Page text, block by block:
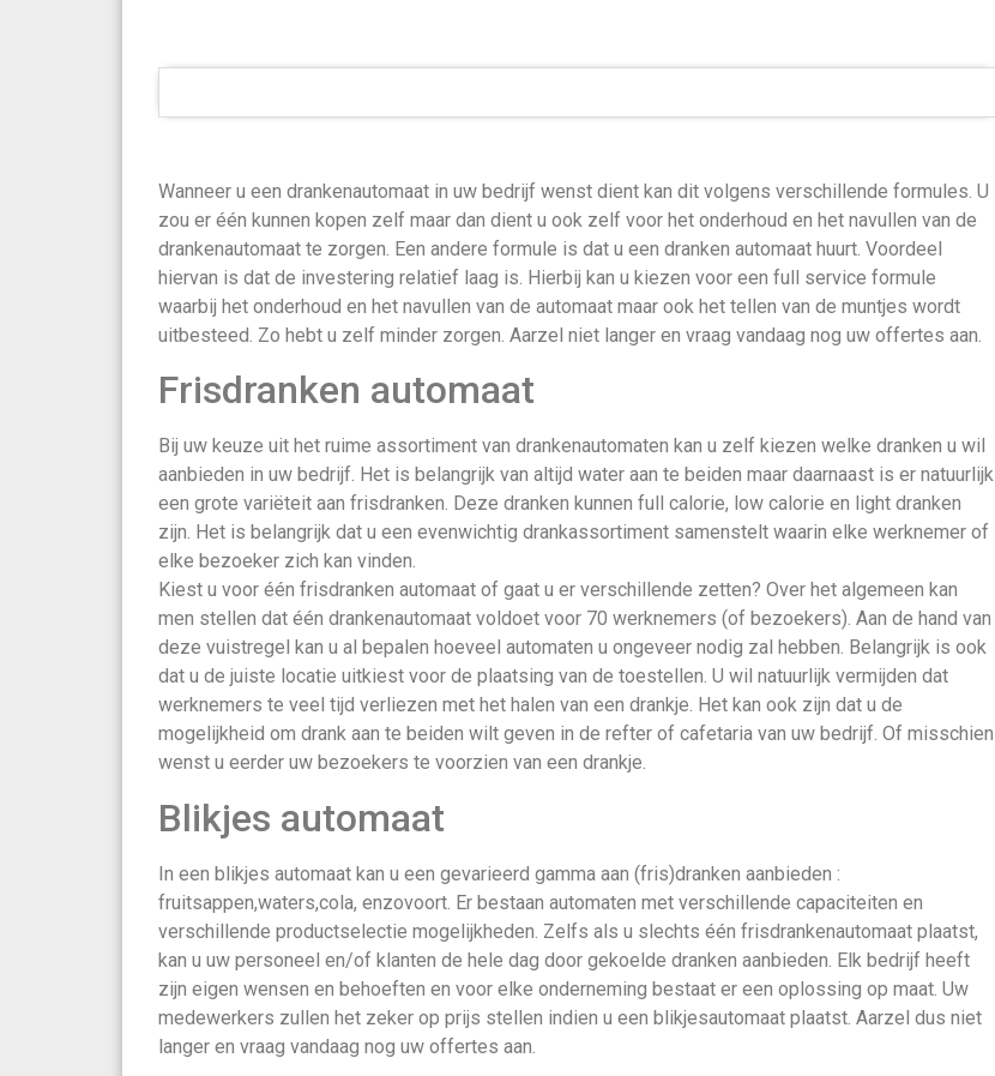
Wanneer u een drankenautomaat in uw bedrijf wenst dient kan dit volgens verschillende formules. U
zou er één kunnen kopen zelf maar dan dient u ook zelf voor het onderhoud en het navullen van de
drankenautomaat te zorgen. Een andere formule is dat u een dranken automaat huurt. Voordeel
hiervan is dat de investering relatief laag is. Hierbij kan u kiezen voor een full service formule
waarbij het onderhoud en het navullen van de automaat maar ook het tellen van de muntjes wordt
uitbesteed. Zo hebt u zelf minder zorgen. Aarzel niet langer en vraag vandaag nog uw offertes aan.
Frisdranken automaat
Bij uw keuze uit het ruime assortiment van drankenautomaten kan u zelf kiezen welke dranken u wil
aanbieden in uw bedrijf. Het is belangrijk van altijd water aan te beiden maar daarnaast is er natuurlijk
een grote variëteit aan frisdranken. Deze dranken kunnen full calorie, low calorie en light dranken
zijn. Het is belangrijk dat u een evenwichtig drankassortiment samenstelt waarin elke werknemer of
elke bezoeker zich kan vinden.
Kiest u voor één frisdranken automaat of gaat u er verschillende zetten? Over het algemeen kan
men stellen dat één drankenautomaat voldoet voor 70 werknemers (of bezoekers). Aan de hand van
deze vuistregel kan u al bepalen hoeveel automaten u ongeveer nodig zal hebben. Belangrijk is ook
dat u de juiste locatie uitkiest voor de plaatsing van de toestellen. U wil natuurlijk vermijden dat
werknemers te veel tijd verliezen met het halen van een drankje. Het kan ook zijn dat u de
mogelijkheid om drank aan te beiden wilt geven in de refter of cafetaria van uw bedrijf. Of misschien
wenst u eerder uw bezoekers te voorzien van een drankje.
Blikjes automaat
In een blikjes automaat kan u een gevarieerd gamma aan (fris)dranken aanbieden :
fruitsappen,waters,cola, enzovoort. Er bestaan automaten met verschillende capaciteiten en
verschillende productselectie mogelijkheden. Zelfs als u slechts één frisdrankenautomaat plaatst,
kan u uw personeel en/of klanten de hele dag door gekoelde dranken aanbieden. Elk bedrijf heeft
zijn eigen wensen en behoeften en voor elke onderneming bestaat er een oplossing op maat. Uw
medewerkers zullen het zeker op prijs stellen indien u een blikjesautomaat plaatst. Aarzel dus niet
langer en vraag vandaag nog uw offertes aan.